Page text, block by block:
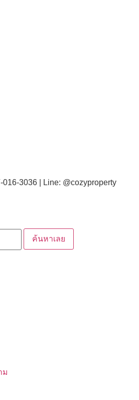
3036 | Line: @cozyproperty
ค้นหาเลย
ม